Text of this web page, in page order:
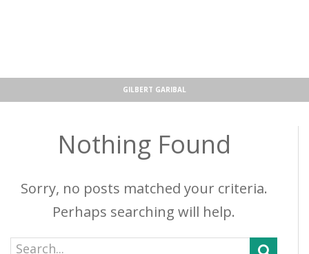
GILBERT GARIBAL
Nothing Found
Sorry, no posts matched your criteria.
Perhaps searching will help.